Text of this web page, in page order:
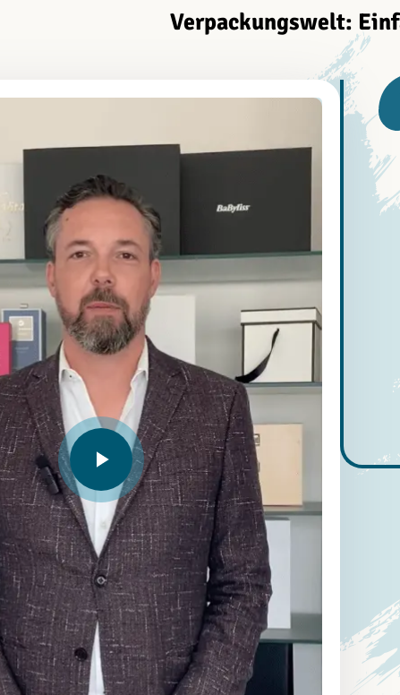
Verpackungswelt: